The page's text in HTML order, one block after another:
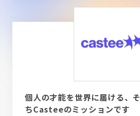
個人の才能を世界に届ける、
ちCasteeのミッションです